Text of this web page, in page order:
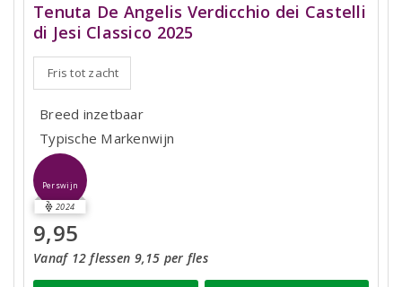
Tenuta De Angelis Verdicchio dei Castelli
di Jesi Classico 2025
Fris tot zacht
Breed inzetbaar
Typische Markenwijn
Perswijn
2024
9,95
Vanaf 12 flessen 9,15 per fles